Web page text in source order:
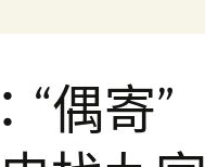
“偶寄”